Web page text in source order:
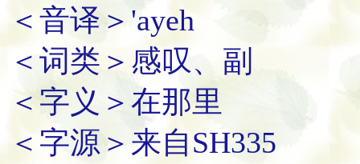
＜音译＞'ayeh
＜词类＞感叹、副
＜字义＞在那里
＜字源＞来自SH335